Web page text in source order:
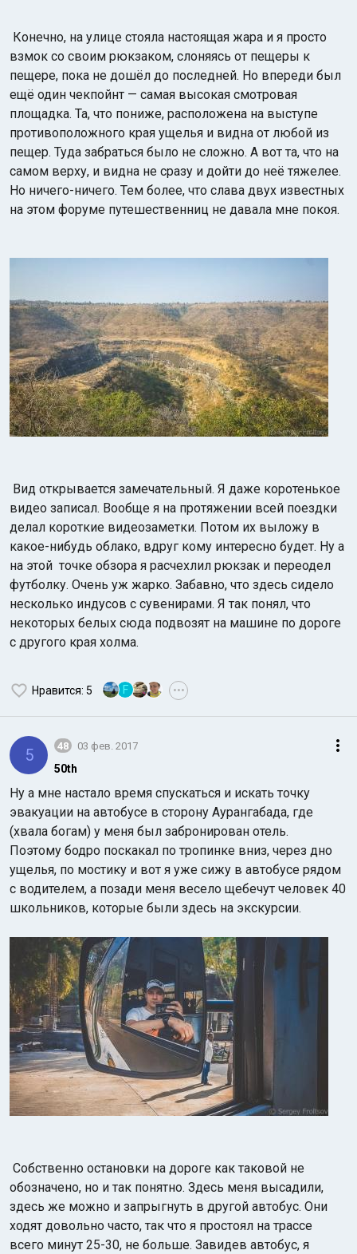
Конечно, на улице стояла настоящая жара и я просто
взмок со своим рюкзаком, слоняясь от пещеры к
пещере, пока не дошёл до последней. Но впереди был
ещё один чекпойнт — самая высокая смотровая
площадка. Та, что пониже, расположена на выступе
противоположного края ущелья и видна от любой из
пещер. Туда забраться было не сложно. А вот та, что на
самом верху, и видна не сразу и дойти до неё тяжелее.
Но ничего-ничего. Тем более, что слава двух известных
на этом форуме путешественниц не давала мне покоя.
Вид открывается замечательный. Я даже коротенькое
видео записал. Вообще я на протяжении всей поездки
делал короткие видеозаметки. Потом их выложу в
какое-нибудь облако, вдруг кому интересно будет. Ну а
на этой точке обзора я расчехлил рюкзак и переодел
футболку. Очень уж жарко. Забавно, что здесь сидело
несколько индусов с сувенирами. Я так понял, что
некоторых белых сюда подвозят на машине по дороге
с другого края холма.
Нравится: 5 F •••
5 48 03 фев. 2017
50th
Ну а мне настало время спускаться и искать точку
эвакуации на автобусе в сторону Аурангабада, где
(хвала богам) у меня был забронирован отель.
Поэтому бодро поскакал по тропинке вниз, через дно
ущелья, по мостику и вот я уже сижу в автобусе рядом
с водителем, а позади меня весело щебечут человек 40
школьников, которые были здесь на экскурсии.
Собственно остановки на дороге как таковой не
обозначено, но и так понятно. Здесь меня высадили,
здесь же можно и запрыгнуть в другой автобус. Они
ходят довольно часто, так что я простоял на трассе
всего минут 25-30, не больше. Завидев автобус, я